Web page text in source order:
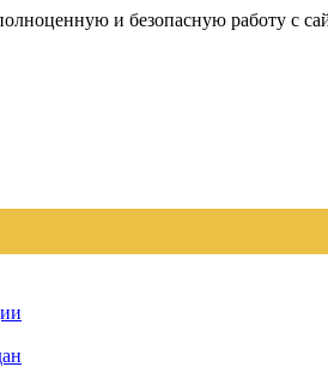
и безопасную работу с